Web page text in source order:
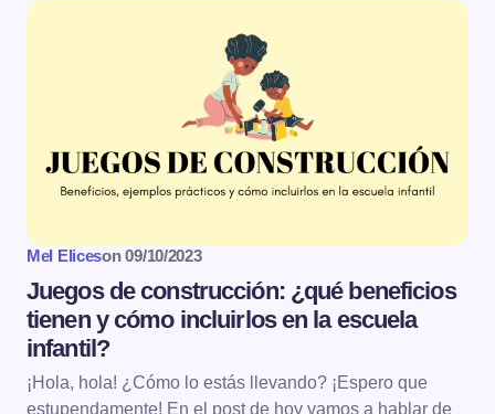
Mel Eliceson 09/10/2023
Juegos de construcción: ¿qué beneficios
tienen y cómo incluirlos en la escuela
infantil?
¡Hola, hola! ¿Cómo lo estás llevando? ¡Espero que
estupendamente! En el post de hoy vamos a hablar de